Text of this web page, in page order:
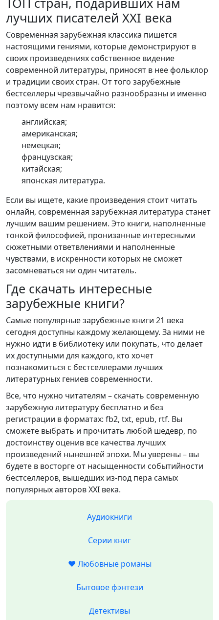
лучших писателей XXI века
Современная зарубежная классика пишется
настоящими гениями, которые демонстрируют в
своих произведениях собственное видение
современной литературы, приносят в нее фольклор
и традиции своих стран. От того зарубежные
бестселлеры чрезвычайно разнообразны и именно
поэтому всем нам нравится:
английская;
американская;
немецкая;
французская;
китайская;
японская литература.
Если вы ищете, какие произведения стоит читать
онлайн, современная зарубежная литература станет
лучшим вашим решением. Это книги, наполненные
тонкой философией, пронизанные интересными
сюжетными ответвлениями и наполненные
чувствами, в искренности которых не сможет
засомневаться ни один читатель.
Где скачать интересные
зарубежные книги?
Самые популярные зарубежные книги 21 века
сегодня доступны каждому желающему. За ними не
нужно идти в библиотеку или покупать, что делает
их доступными для каждого, кто хочет
познакомиться с бестселлерами лучших
литературных гениев современности.
Все, что нужно читателям – скачать современную
зарубежную литературу бесплатно и без
регистрации в форматах: fb2, txt, epub, rtf. Вы
сможете выбрать и прочитать любой шедевр, по
достоинству оценив все качества лучших
произведений нынешней эпохи. Мы уверены – вы
будете в восторге от насыщенности событийности
бестселлеров, вышедших из-под пера самых
популярных авторов XXI века.
Аудиокниги
Серии книг
❤️ Любовные романы
Бытовое фэнтези
Детективы